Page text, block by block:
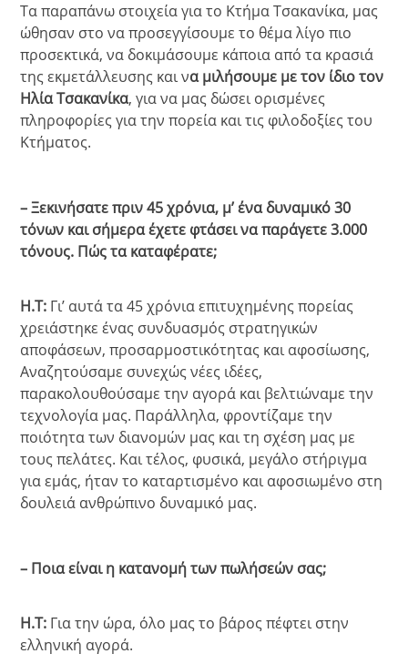
Τα παραπάνω στοιχεία για το Κτήμα Τσακανίκα, μας
ώθησαν στο να προσεγγίσουμε το θέμα λίγο πιο
προσεκτικά, να δοκιμάσουμε κάποια από τα κρασιά
της εκμετάλλευσης και να μιλήσουμε με τον ίδιο τον
Ηλία Τσακανίκα, για να μας δώσει ορισμένες
πληροφορίες για την πορεία και τις φιλοδοξίες του
Κτήματος.
– Ξεκινήσατε πριν 45 χρόνια, μ’ ένα δυναμικό 30
τόνων και σήμερα έχετε φτάσει να παράγετε 3.000
τόνους. Πώς τα καταφέρατε;
Η.Τ: Γι’ αυτά τα 45 χρόνια επιτυχημένης πορείας
χρειάστηκε ένας συνδυασμός στρατηγικών
αποφάσεων, προσαρμοστικότητας και αφοσίωσης,
Αναζητούσαμε συνεχώς νέες ιδέες,
παρακολουθούσαμε την αγορά και βελτιώναμε την
τεχνολογία μας. Παράλληλα, φροντίζαμε την
ποιότητα των διανομών μας και τη σχέση μας με
τους πελάτες. Και τέλος, φυσικά, μεγάλο στήριγμα
για εμάς, ήταν το καταρτισμένο και αφοσιωμένο στη
δουλειά ανθρώπινο δυναμικό μας.
– Ποια είναι η κατανομή των πωλήσεών σας;
Η.Τ: Για την ώρα, όλο μας το βάρος πέφτει στην
ελληνική αγορά.